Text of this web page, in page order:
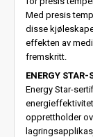
Med presis
disse
effekten av
fremskritt.
ENERGY STAR-
Energy Star-
opprettholder